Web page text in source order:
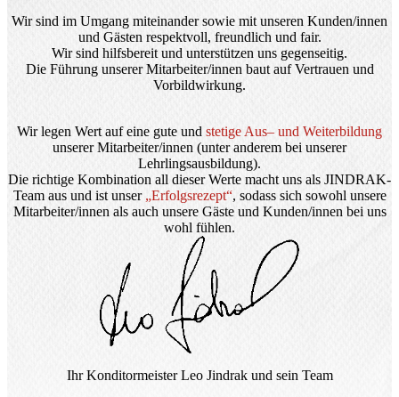
Wir sind im Umgang miteinander sowie mit unseren Kunden/innen
und Gästen respektvoll, freundlich und fair.
Wir sind hilfsbereit und unterstützen uns gegenseitig.
Die Führung unserer Mitarbeiter/innen baut auf Vertrauen und
Vorbildwirkung.
Wir legen Wert auf eine gute und stetige Aus– und Weiterbildung
unserer Mitarbeiter/innen (unter anderem bei unserer
Lehrlingsausbildung).
Die richtige Kombination all dieser Werte macht uns als JINDRAK-
Team aus und ist unser „Erfolgsrezept“, sodass sich sowohl unsere
Mitarbeiter/innen als auch unsere Gäste und Kunden/innen bei uns
wohl fühlen.
Ihr Konditormeister Leo Jindrak und sein Team